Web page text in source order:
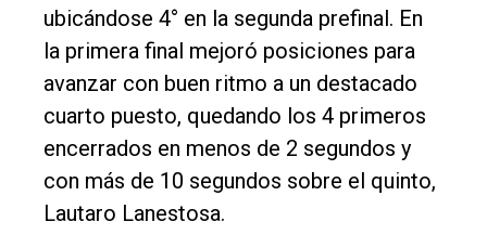
ubicándose 4° en la segunda prefinal. En
la primera final mejoró posiciones para
avanzar con buen ritmo a un destacado
cuarto puesto, quedando los 4 primeros
encerrados en menos de 2 segundos y
con más de 10 segundos sobre el quinto,
Lautaro Lanestosa.